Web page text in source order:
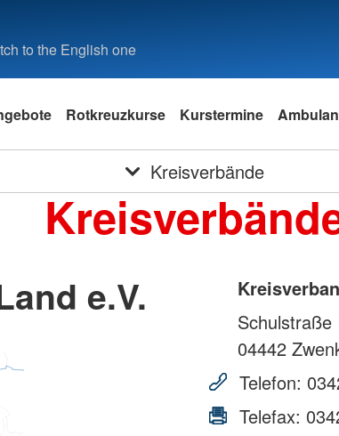
to the English one
Rotkreuzkurse Kurstermine
Kreisverbände
e.V.
Schulstraße
04442
Telefon:
Telefax: